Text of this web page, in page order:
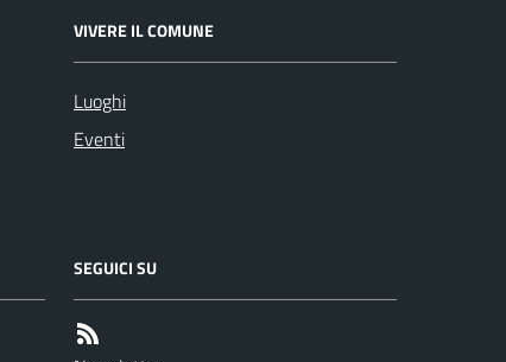
VIVERE IL COMUNE
Luoghi
Eventi
SEGUICI SU